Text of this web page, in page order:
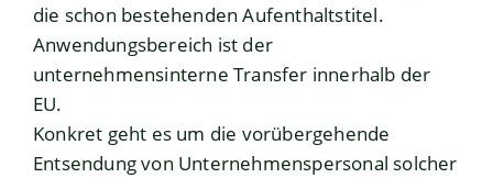
die schon bestehenden Aufenthaltstitel.
Anwendungsbereich ist der
unternehmensinterne Transfer innerhalb der
EU.
Konkret geht es um die vorübergehende
Entsendung von Unternehmenspersonal solcher